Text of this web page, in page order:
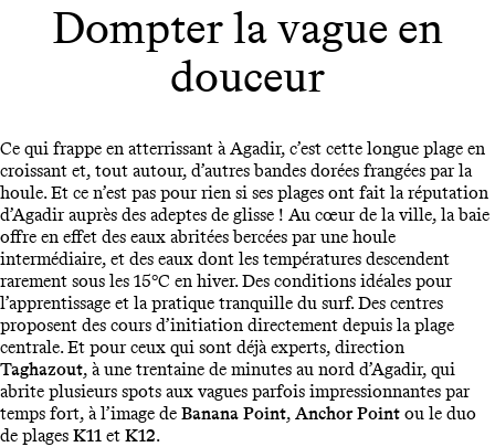
Dompter la vague en
douceur
Ce qui frappe en atterrissant à Agadir, c’est cette longue plage en
croissant et, tout autour, d’autres bandes dorées frangées par la
houle. Et ce n’est pas pour rien si ses plages ont fait la réputation
d’Agadir auprès des adeptes de glisse ! Au cœur de la ville, la baie
offre en effet des eaux abritées bercées par une houle
intermédiaire, et des eaux dont les températures descendent
rarement sous les 15°C en hiver. Des conditions idéales pour
l’apprentissage et la pratique tranquille du surf. Des centres
proposent des cours d’initiation directement depuis la plage
centrale. Et pour ceux qui sont déjà experts, direction
Taghazout, à une trentaine de minutes au nord d’Agadir, qui
abrite plusieurs spots aux vagues parfois impressionnantes par
temps fort, à l’image de Banana Point, Anchor Point ou le duo
de plages K11 et K12.